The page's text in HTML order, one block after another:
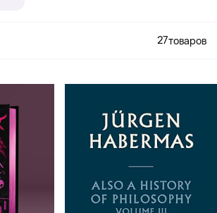
27товаров